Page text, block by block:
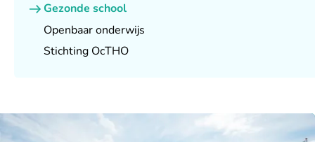
Gezonde school
Openbaar onderwijs
Stichting OcTHO